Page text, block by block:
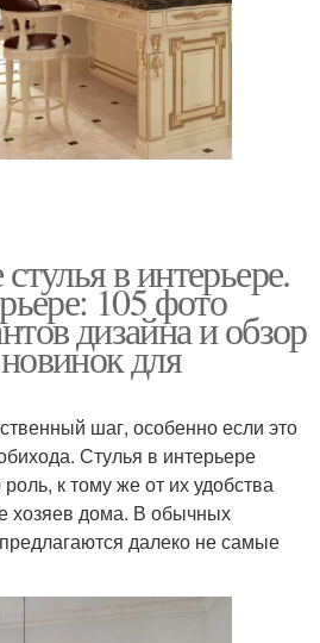
в интерьере.
105 фото
дизайна и обзор
для
шаг, особенно если это
Стулья в интерьере
к тому же от их удобства
хозяев дома. В обычных
далеко не самые